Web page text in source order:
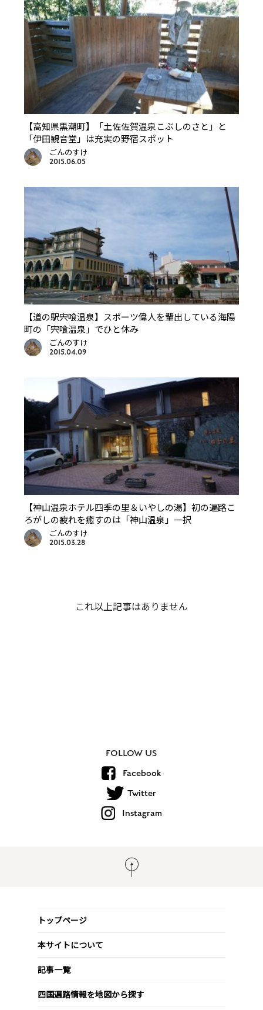
【高知県黒潮町】「土佐佐賀温泉こぶしのさと」と
「伊田観音堂」は充実の野宿スポット
ごんのすけ
2015.06.05
【道の駅宍喰温泉】スポーツ偉人を輩出している海陽
町の「宍喰温泉」でひと休み
ごんのすけ
2015.04.09
【神山温泉ホテル四季の里＆いやしの湯】初の遍路こ
ろがしの疲れを癒すのは「神山温泉」一択
ごんのすけ
2015.03.28
これ以上記事はありません
FOLLOW US
Facebook
Twitter
Instagram
トップページ
本サイトについて
記事一覧
四国遍路情報を地図から探す